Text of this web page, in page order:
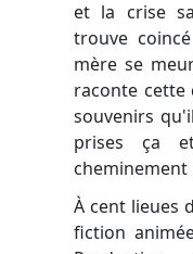
et la crise
trouve
mère se
raconte cette
souvenirs
prises ça
cheminement
À cent lieues
fiction